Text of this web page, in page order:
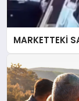
MARKETTEKİ